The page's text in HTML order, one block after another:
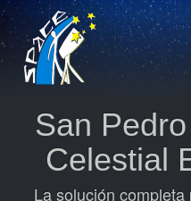
San
Celestial
La solución